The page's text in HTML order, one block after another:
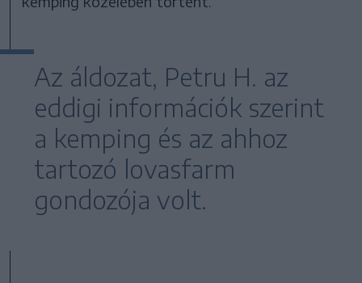
Az áldozat, Petru H. az
eddigi információk szerint
a kemping és az ahhoz
tartozó lovasfarm
gondozója volt.